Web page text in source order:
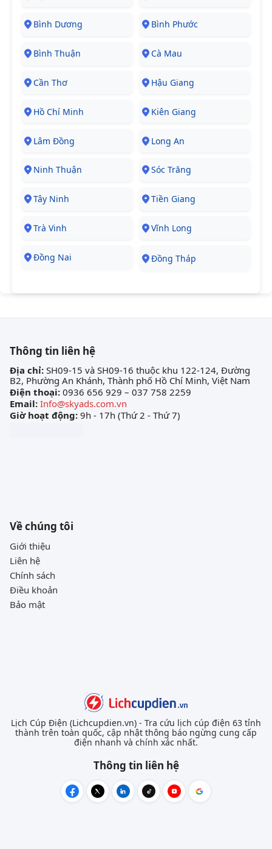
Bình Dương Bình Phước
Bình Thuận Cà Mau
Cần Thơ Hậu Giang
Hồ Chí Minh Kiên Giang
Lâm Đồng Long An
Ninh Thuận Sóc Trăng
Tây Ninh Tiền Giang
Trà Vinh Vĩnh Long
Đồng Nai Đồng Tháp
Thông tin liên hệ
Địa chỉ: SH09-15 và SH09-16 thuộc khu 122-124, Đường
B2, Phường An Khánh, Thành phố Hồ Chí Minh, Việt Nam
Điện thoại: 0936 656 929 – 037 758 2259
Email: Info@skyads.com.vn
Giờ hoạt động: 9h - 17h (Thứ 2 - Thứ 7)
Về chúng tôi
Giới thiệu
Liên hệ
Chính sách
Điều khoản
Bảo mật
Lịch Cúp Điện (Lichcupdien.vn) - Tra cứu lịch cúp điện 63 tỉnh
thành trên toàn quốc, cập nhật thông báo ngừng cung cấp
điện nhanh và chính xác nhất.
Thông tin liên hệ